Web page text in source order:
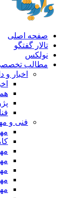
صفحه اصلی
تالار گفتگو
نولکس
مطالب تخصصی
اخبار و
اخبار
فنی و